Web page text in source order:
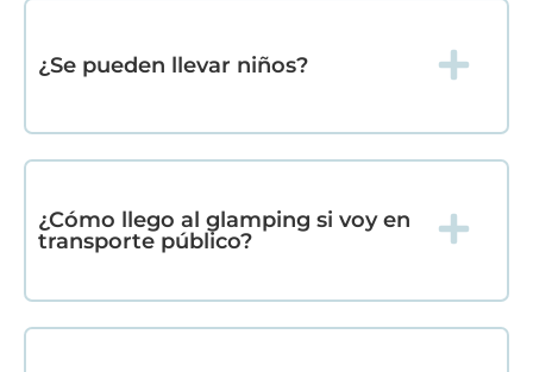
¿Se pueden llevar niños?
¿Cómo llego al glamping si voy en
transporte público?